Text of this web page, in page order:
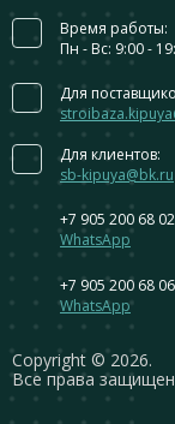
Сopyright © 2026.
Все права
Время работы:
Пн - Вс: 9:00 -
Для
Для клиентов:
sb-kipuya@bk.ru
+7 905 200 68 02
WhatsApp
+7 905 200 68 06
WhatsApp